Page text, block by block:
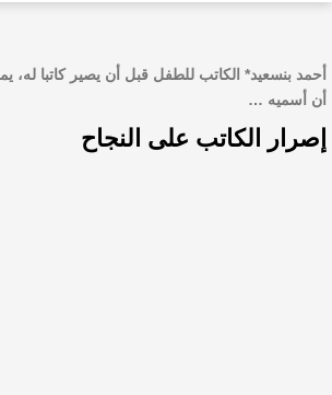
أحمد بنسعيد* الكاتب للطفل قبل أن يصير كاتبا له،
أن أسميه …
إصرار الكاتب على النجاح